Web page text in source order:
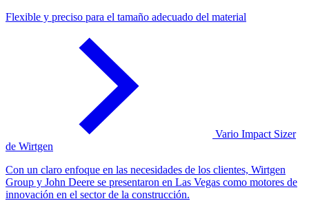
Flexible y preciso para el tamaño adecuado del material
Vario Impact Sizer
de Wirtgen
Con un claro enfoque en las necesidades de los clientes, Wirtgen
Group y John Deere se presentaron en Las Vegas como motores de
innovación en el sector de la construcción.